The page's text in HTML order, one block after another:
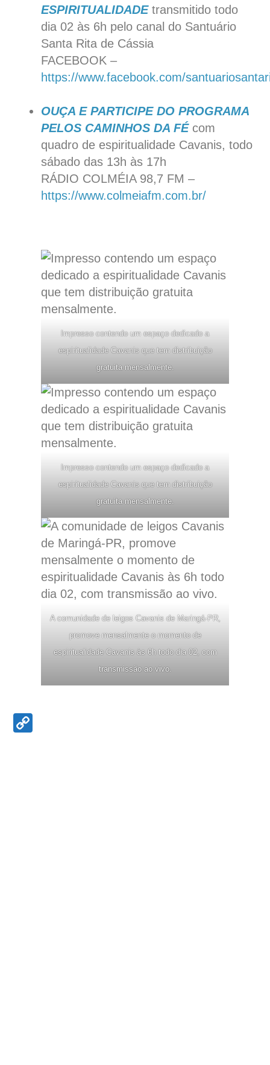
ESPIRITUALIDADE transmitido todo
dia 02 às 6h pelo canal do Santuário
Santa Rita de Cássia
FACEBOOK –
https://www.facebook.com/
OUÇA E PARTICIPE DO PROGRAMA
PELOS CAMINHOS DA FÉcom
quadro de espiritualidade Cavanis, todo
sábado das 13h às 17h
RÁDIO COLMÉIA 98,7 FM –
https://www.colmeiafm.com.br/
Impresso contendo um espaço dedicado a
espiritualidade Cavanis que tem distribuição
gratuita mensalmente.
Impresso contendo um espaço dedicado a
espiritualidade Cavanis que tem distribuição
gratuita mensalmente.
A comunidade de leigos Cavanis de Maringá-PR,
promove mensalmente o momento de
espiritualidade Cavanis às 6h todo dia 02, com
transmissão ao vivo.